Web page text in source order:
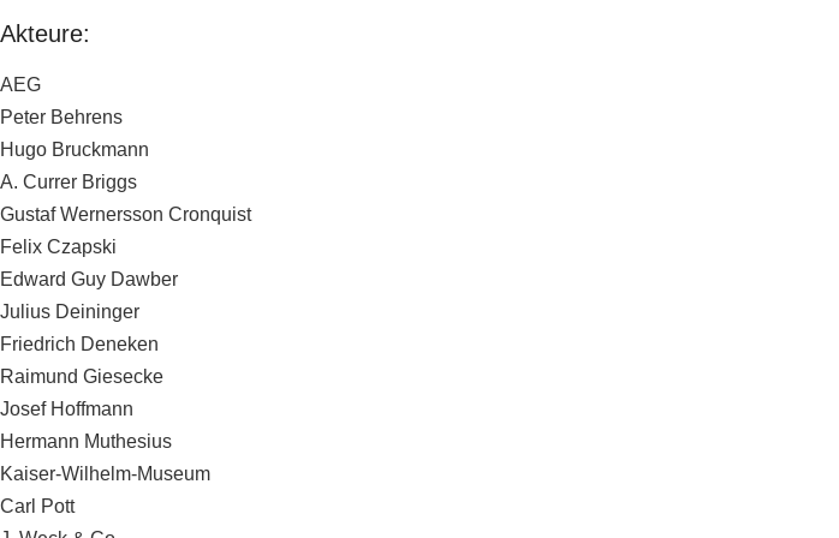
Akteure:
AEG
Peter Behrens
Hugo Bruckmann
A. Currer Briggs
Gustaf Wernersson Cronquist
Felix Czapski
Edward Guy Dawber
Julius Deininger
Friedrich Deneken
Raimund Giesecke
Josef Hoffmann
Hermann Muthesius
Kaiser-Wilhelm-Museum
Carl Pott